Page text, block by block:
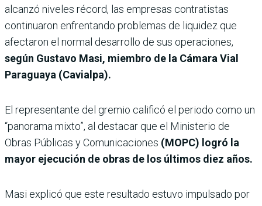
alcanzó niveles récord, las empresas contratistas
continuaron enfrentando problemas de liquidez que
afectaron el normal desarrollo de sus operaciones,
según Gustavo Masi, miembro de la Cámara Vial
Paraguaya (Cavialpa).
El representante del gremio calificó el periodo como un
“panorama mixto”, al destacar que el Ministerio de
Obras Públicas y Comunicaciones (MOPC) logró la
mayor ejecución de obras de los últimos diez años.
Masi explicó que este resultado estuvo impulsado por